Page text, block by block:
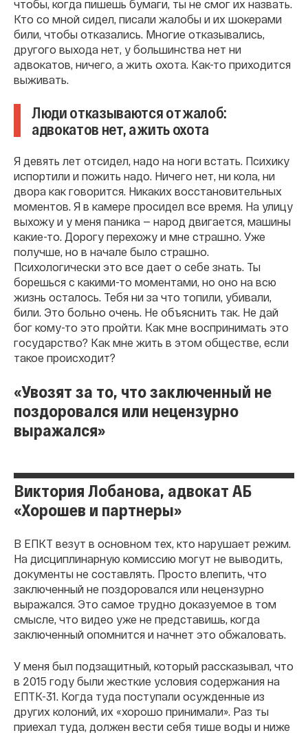
чтобы, когда пишешь бумаги, ты не смог их назвать.
Кто со мной сидел, писали жалобы и их шокерами
били, чтобы отказались. Многие отказывались,
другого выхода нет, у большинства нет ни
адвокатов, ничего, а жить охота. Как-то приходится
выживать.
Люди отказываются от жалоб:
адвокатов нет, а жить охота
Я девять лет отсидел, надо на ноги встать. Психику
испортили и пожить надо. Ничего нет, ни кола, ни
двора как говорится. Никаких восстановительных
моментов. Я в камере просидел все время. На улицу
выхожу и у меня паника — народ двигается, машины
какие-то. Дорогу перехожу и мне страшно. Уже
получше, но в начале было страшно.
Психологически это все дает о себе знать. Ты
борешься с какими-то моментами, но оно на всю
жизнь осталось. Тебя ни за что топили, убивали,
били. Это больно очень. Не объяснить так. Не дай
бог кому-то это пройти. Как мне воспринимать это
государство? Как мне жить в этом обществе, если
такое происходит?
«Увозят за то, что заключенный не
поздоровался или нецензурно
выражался»
Виктория Лобанова, адвокат АБ
«Хорошев и партнеры»
В ЕПКТ везут в основном тех, кто нарушает режим.
На дисциплинарную комиссию могут не выводить,
документы не составлять. Просто влепить, что
заключенный не поздоровался или нецензурно
выражался. Это самое трудно доказуемое в том
смысле, что видео уже не представишь, когда
заключенный опомнится и начнет это обжаловать.
У меня был подзащитный, который рассказывал, что
в 2015 году были жесткие условия содержания на
ЕПТК-31. Когда туда поступали осужденные из
других колоний, их «хорошо принимали». Раз ты
приехал туда, должен вести себя тише воды и ниже